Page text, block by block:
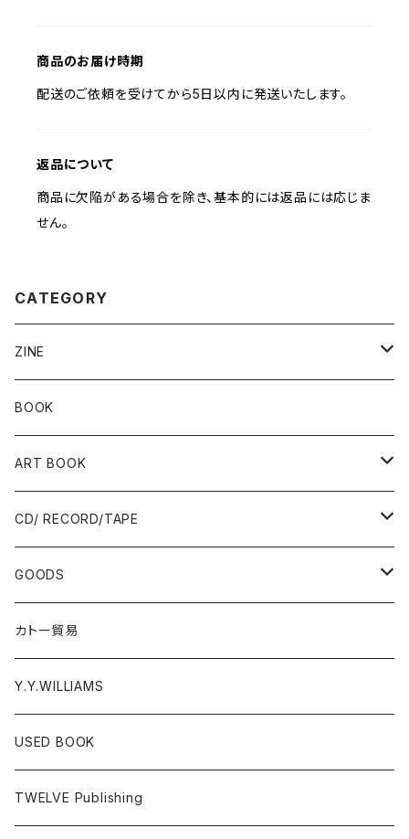
商品のお届け時期
配送のご依頼を受けてから5日以内に発送いたします。
返品について
商品に欠陥がある場合を除き、基本的には返品には応じま
せん。
CATEGORY
ZINE
Risograph
Ад-Ra ZINE
ALLISTER LEE
EL ZINE
Gray Window Press
ZENTERPRISE magazine
BOOK
ART BOOK
PUNK / HARDCORE
Photograph
CD/ RECORD/TAPE
CD
RECORD
Cassette Tape
DVD
A - E
GOODS
T-shirts
Accessories
Poster
Donation PINS
カトー貿易
Y.Y.WILLIAMS
USED BOOK
TWELVE Publishing